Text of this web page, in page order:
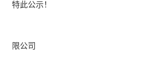
特此公示！
限公司